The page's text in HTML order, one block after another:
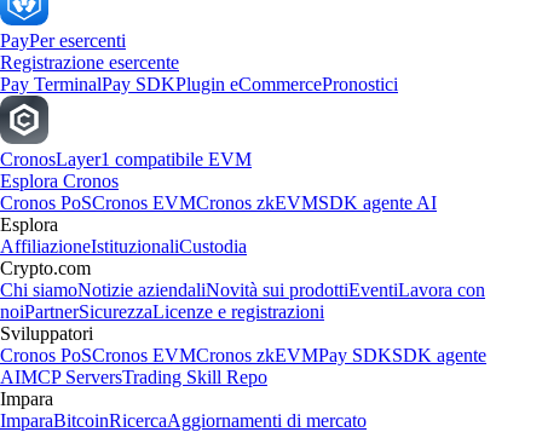
PayPer esercenti
Registrazione esercente
Pay TerminalPay SDKPlugin eCommercePronostici
CronosLayer1 compatibile EVM
Esplora Cronos
Cronos PoSCronos EVMCronos zkEVMSDK agente AI
Esplora
AffiliazioneIstituzionaliCustodia
Crypto.com
Chi siamoNotizie aziendaliNovità sui prodottiEventiLavora con
noiPartnerSicurezzaLicenze e registrazioni
Sviluppatori
Cronos PoSCronos EVMCronos zkEVMPay SDKSDK agente
AIMCP ServersTrading Skill Repo
Impara
ImparaBitcoinRicercaAggiornamenti di mercato